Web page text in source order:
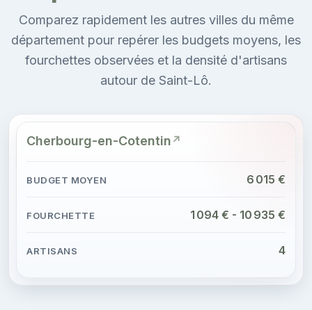
Comparez rapidement les autres villes du même
département pour repérer les budgets moyens, les
fourchettes observées et la densité d'artisans
autour de Saint-Lô.
Cherbourg-en-Cotentin
6 015 €
1 094 € - 10 935 €
4